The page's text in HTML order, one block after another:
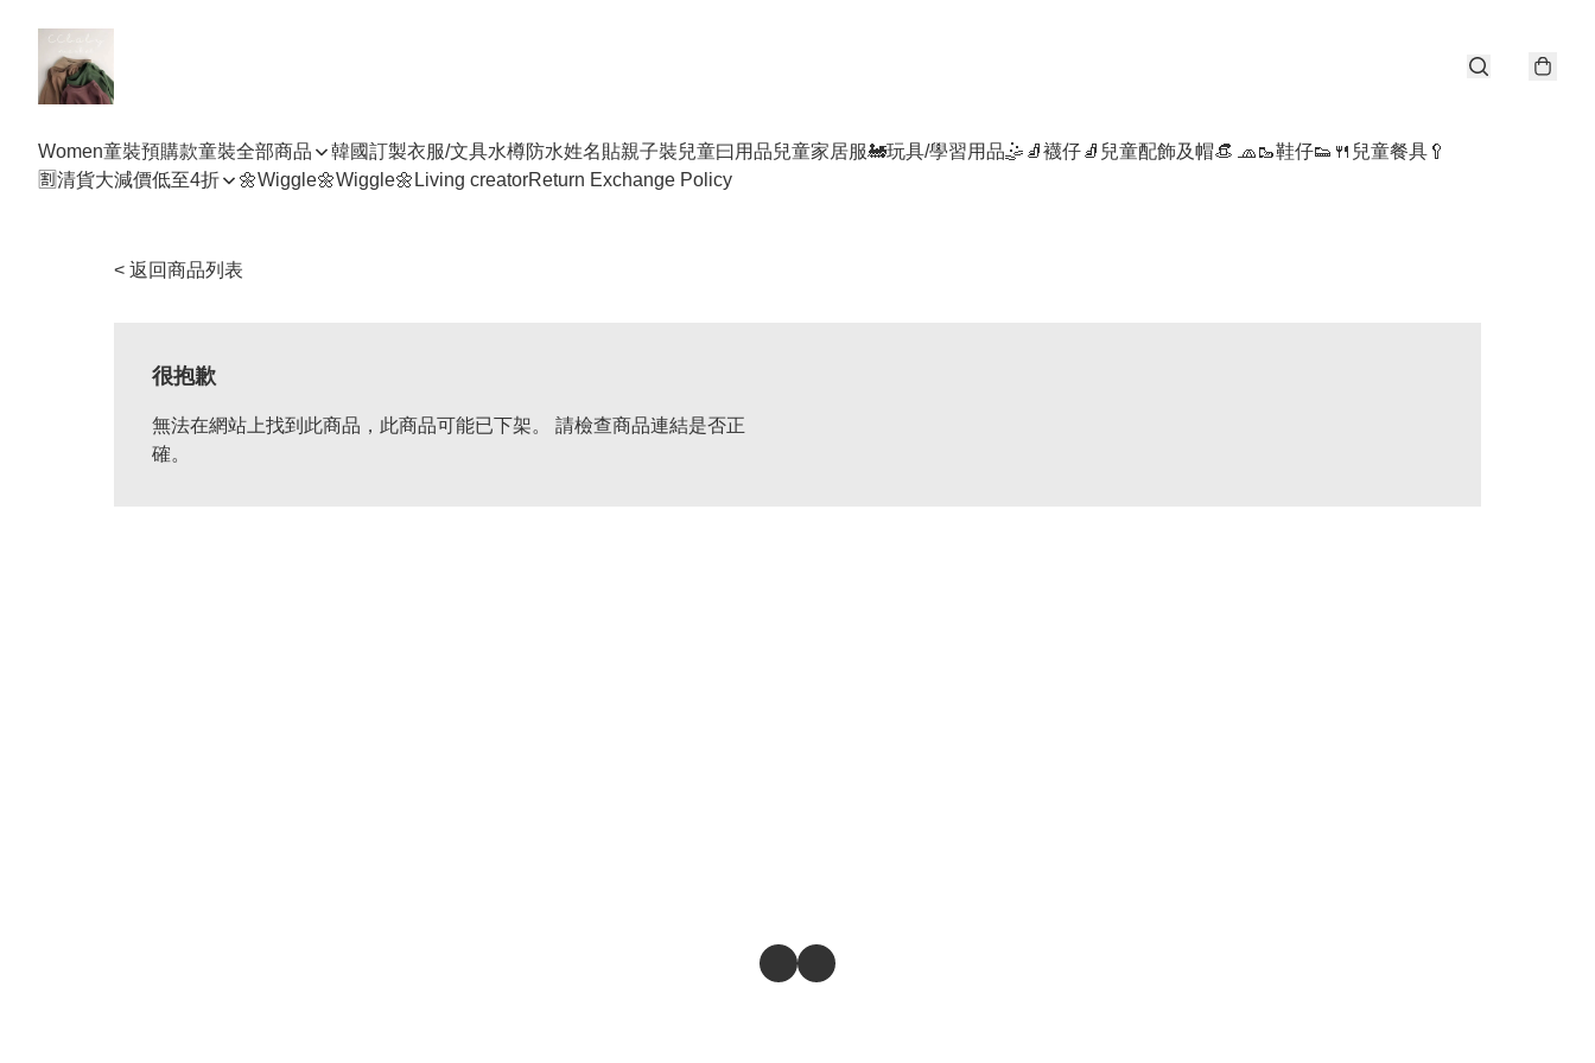
Women童裝預購款童裝全部商品 韓國訂製衣服/文具水樽防水姓名貼親子裝兒童曰用品兒童家居服🚂玩具/學習用品🤹 🧦襪仔🧦 兒童配飾及帽👒 🧢🥾鞋仔👟 🍴兒童餐具🥄
🈹清貨大減價低至4折
🌼Wiggle🌼Wiggle🌼 Living creatorReturn Exchange Policy
< 返回商品列表
很抱歉
無法在網站上找到此商品，此商品可能已下架。 請檢查商品連結是否正
確。